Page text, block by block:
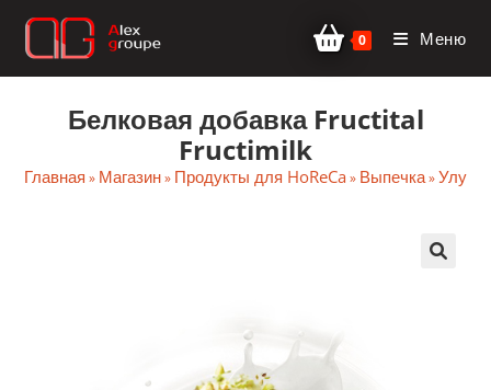
Перейти
0 Меню
Белковая добавка Fructital
Fructimilk
Главная » Магазин» Продукты для HoReCa» Выпечка»